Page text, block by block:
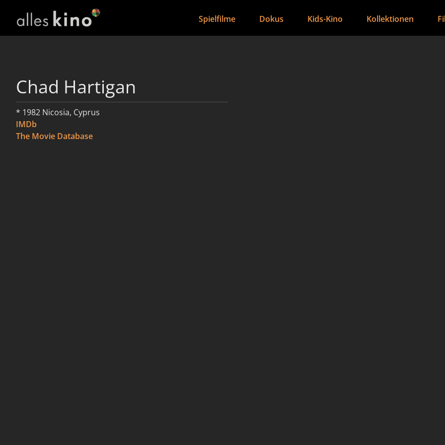
Spielfilme Dokus Kids-Kino Kollektionen
Chad Hartigan
* 1982 Nicosia, Cyprus
IMDb
The Movie Database